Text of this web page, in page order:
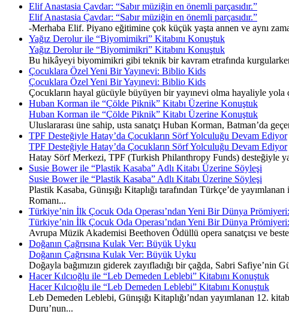
Elif Anastasia Çavdar: “Sabır müziğin en önemli parçasıdır.”
Elif Anastasia Çavdar: “Sabır müziğin en önemli parçasıdır.”
-Merhaba Elif. Piyano eğitimine çok küçük yaşta annen ve aynı
Yağız Derolur ile “Biyomimikri” Kitabını Konuştuk
Yağız Derolur ile “Biyomimikri” Kitabını Konuştuk
Bu hikâyeyi biyomimikri gibi teknik bir kavram etrafında
Çocuklara Özel Yeni Bir Yayınevi: Biblio Kids
Çocuklara Özel Yeni Bir Yayınevi: Biblio Kids
Çocukların hayal gücüyle büyüyen bir yayınevi olma hayaliyle yola
Huban Korman ile “Çölde Piknik” Kitabı Üzerine Konuştuk
Huban Korman ile “Çölde Piknik” Kitabı Üzerine Konuştuk
Uluslararası üne sahip, usta sanatçı Huban Korman, Batman’da
TPF Desteğiyle Hatay’da Çocukların Sörf Yolculuğu Devam Ediyor
TPF Desteğiyle Hatay’da Çocukların Sörf Yolculuğu Devam Ediyor
Hatay Sörf Merkezi, TPF (Turkish Philanthropy Funds) desteğiyle
Susie Bower ile “Plastik Kasaba” Adlı Kitabı Üzerine Söyleşi
Susie Bower ile “Plastik Kasaba” Adlı Kitabı Üzerine Söyleşi
Plastik Kasaba, Günışığı Kitaplığı tarafından Türkçe’de
Romanı...
Türkiye’nin İlk Çocuk Oda Operası’ndan Yeni Bir Dünya
Türkiye’nin İlk Çocuk Oda Operası’ndan Yeni Bir Dünya
Avrupa Müzik Akademisi Beethoven Ödüllü opera sanatçısı ve
Doğanın Çağrısına Kulak Ver: Büyük Uyku
Doğanın Çağrısına Kulak Ver: Büyük Uyku
Doğayla bağımızın giderek zayıfladığı bir çağda, Sabri Safiye’nin
Hacer Kılcıoğlu ile “Leb Demeden Leblebi” Kitabını Konuştuk
Hacer Kılcıoğlu ile “Leb Demeden Leblebi” Kitabını Konuştuk
Leb Demeden Leblebi, Günışığı Kitaplığı’ndan yayımlanan 12.
Duru’nun...